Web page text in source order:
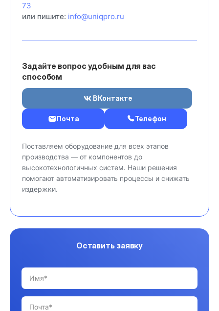
73
или пишите: info@uniqpro.ru
Задайте вопрос удобным для вас
способом
ВКонтакте
Почта Телефон
Поставляем оборудование для всех этапов
производства — от компонентов до
высокотехнологичных систем. Наши решения
помогают автоматизировать процессы и снижать
издержки.
Оставить заявку